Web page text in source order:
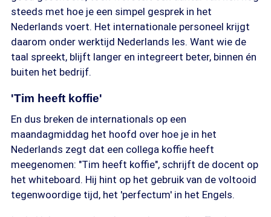
steeds met hoe je een simpel gesprek in het
Nederlands voert. Het internationale personeel krijgt
daarom onder werktijd Nederlands les. Want wie de
taal spreekt, blijft langer en integreert beter, binnen én
buiten het bedrijf.
'Tim heeft koffie'
En dus breken de internationals op een
maandagmiddag het hoofd over hoe je in het
Nederlands zegt dat een collega koffie heeft
meegenomen: "Tim heeft koffie", schrijft de docent op
het whiteboard. Hij hint op het gebruik van de voltooid
tegenwoordige tijd, het 'perfectum' in het Engels.